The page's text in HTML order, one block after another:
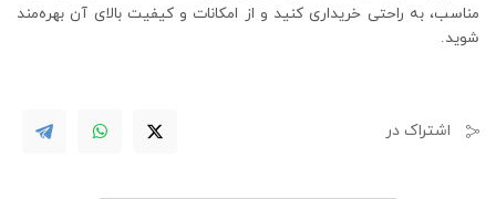
مناسب، به راحتی خریداری کنید و از امکانات و کیفیت بالای آن بهره‌مند
شوید.
اشتراک در